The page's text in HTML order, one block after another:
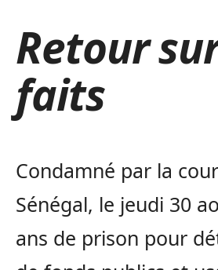
Retour
faits
Condamné par la
Sénégal, le jeudi 30
ans de prison pour